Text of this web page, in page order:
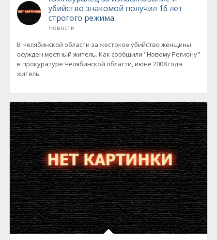
убийство знакомой получил 16 лет
строгого режима
Новости
В Челябинской области за жестокое убийство женщины
осужден местный житель. Как сообщили "Новому Региону"
в прокуратуре Челябинской области, июне 2008 года
житель